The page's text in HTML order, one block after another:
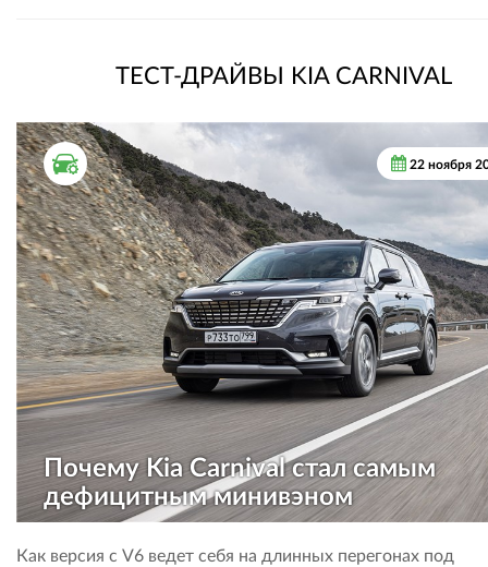
ТЕСТ-ДРАЙВЫ KIA CARNIVAL
ТЕСТ ДРАЙВ 22 ноября
Почему Kia Carnival стал самым
дефицитным минивэном
Как версия с V6 ведет себя на длинных перегонах под